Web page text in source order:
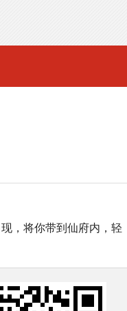
，将你带到仙府内，轻